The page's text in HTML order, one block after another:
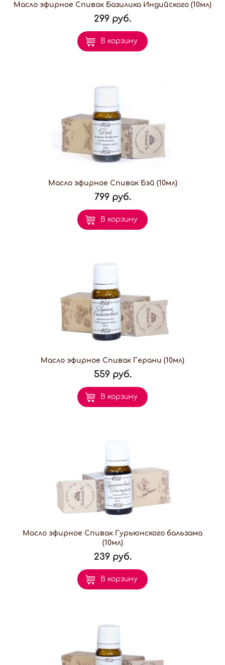
Масло эфирное Спивак Базилика Индийского (10мл)
299 руб.
В корзину
Масло эфирное Спивак Бэй (10мл)
799 руб.
В корзину
Масло эфирное Спивак Герани (10мл)
559 руб.
В корзину
Масло эфирное Спивак Гурьюнского бальзама
(10мл)
239 руб.
В корзину